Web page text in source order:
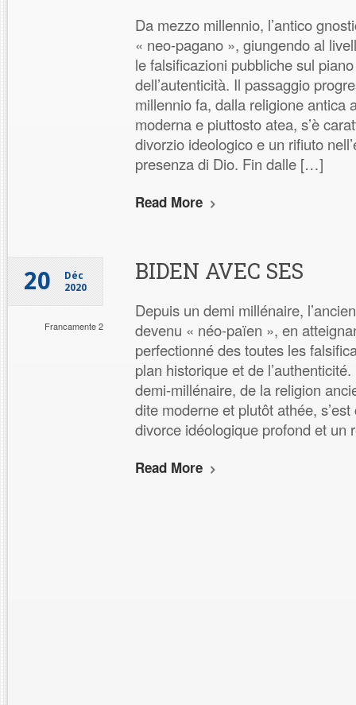
Da mezzo millennio, l’antico
« neo-pagano », giungendo al
le falsificazioni pubbliche sul
dell’autenticità. Il passaggio
millennio fa, dalla religione antica
moderna e piuttosto atea, s’è
divorzio ideologico e un rifiuto
presenza di Dio. Fin dalle […]
Read More
20
Déc
2020
Francamente 2
BIDEN AVEC SES
Depuis un demi millénaire,
devenu « néo-païen », en
perfectionné des toutes les
plan historique et de
demi-millénaire, de la religion
dite moderne et plutôt athée,
divorce idéologique profond et
Read More